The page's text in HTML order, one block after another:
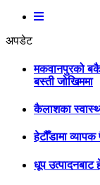
अपडेट
मकवानपुरको
बस्ती जोखिममा
कैलाशका
हेटौँडामा व्यापक
धूप उत्पादनबाट